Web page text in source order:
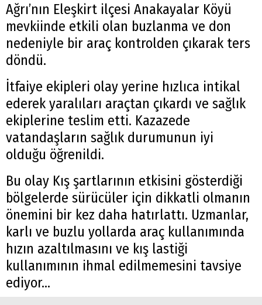
Ağrı’nın Eleşkirt ilçesi Anakayalar Köyü
mevkiinde etkili olan buzlanma ve don
nedeniyle bir araç kontrolden çıkarak ters
döndü.
İtfaiye ekipleri olay yerine hızlıca intikal
ederek yaralıları araçtan çıkardı ve sağlık
ekiplerine teslim etti. Kazazede
vatandaşların sağlık durumunun iyi
olduğu öğrenildi.
Bu olay Kış şartlarının etkisini gösterdiği
bölgelerde sürücüler için dikkatli olmanın
önemini bir kez daha hatırlattı. Uzmanlar,
karlı ve buzlu yollarda araç kullanımında
hızın azaltılmasını ve kış lastiği
kullanımının ihmal edilmemesini tavsiye
ediyor...